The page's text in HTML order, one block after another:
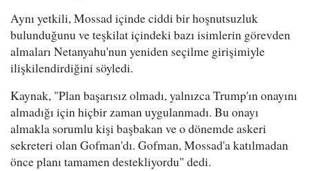
Aynı yetkili, Mossad içinde ciddi bir hoşnutsuzluk
bulunduğunu ve teşkilat içindeki bazı isimlerin görevden
almaları Netanyahu'nun yeniden seçilme girişimiyle
ilişkilendirdiğini söyledi.
Kaynak, "Plan başarısız olmadı, yalnızca Trump'ın onayını
almadığı için hiçbir zaman uygulanmadı. Bu onayı
almakla sorumlu kişi başbakan ve o dönemde askeri
sekreteri olan Gofman'dı. Gofman, Mossad'a katılmadan
önce planı tamamen destekliyordu" dedi.